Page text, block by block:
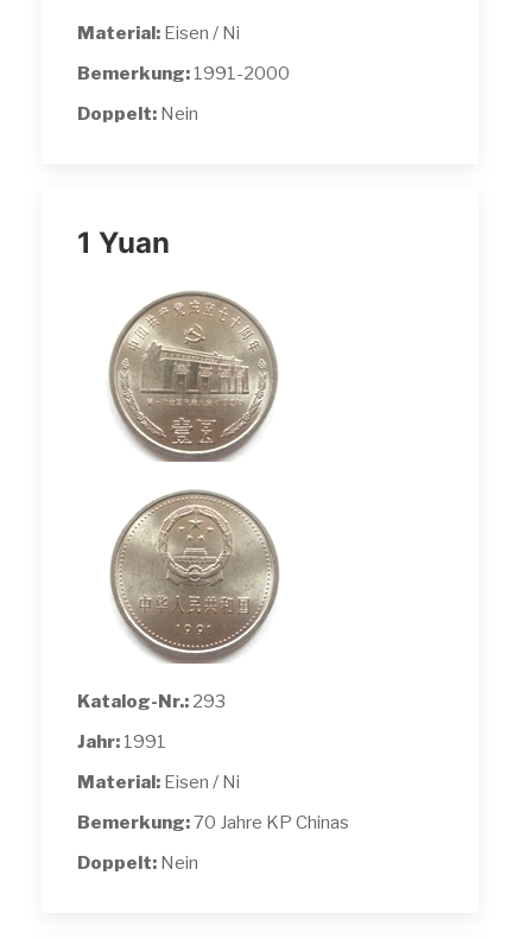
Material: Eisen / Ni
Bemerkung: 1991-2000
Doppelt: Nein
1 Yuan
Katalog-Nr.: 293
Jahr: 1991
Material: Eisen / Ni
Bemerkung:70 Jahre KP Chinas
Doppelt: Nein